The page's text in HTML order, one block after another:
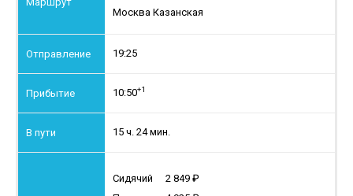
Москва Казанская
19:25
10:50+1
15 ч. 24 мин.
Сидячий
2 849